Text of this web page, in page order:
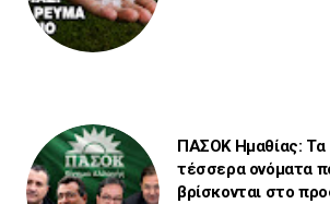
ΠΑΣΟΚ Ημαθίας: Τα
τέσσερα ονόματα
βρίσκονται στο